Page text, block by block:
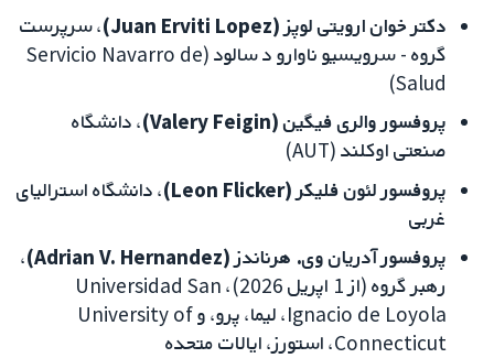
دکتر خوان ارویتی لوپز (Juan Erviti Lopez)
، سرپرست
گروه - سرویسیو ناوارو د سالود (Servicio Navarro de
Salud)
پروفسور والری فیگین (Valery Feigin)
، دانشگاه
صنعتی اوکلند (AUT)
پروفسور لئون فلیکر (Leon Flicker)
، دانشگاه استرالیای
غربی
پروفسور آدریان وی. هرناندز (Adrian V. Hernandez)
،
رهبر گروه (از 1 اپریل 2026)، Universidad San
Ignacio de Loyola، لیما، پرو، و University of
Connecticut، استورز، ایالات متحده